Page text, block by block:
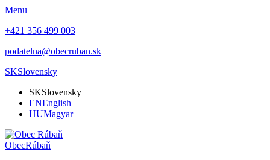
Menu
+421 356 499 003
podatelna@obecruban.sk
SKSlovensky
SKSlovensky
ENEnglish
HUMagyar
ObecRúbaň